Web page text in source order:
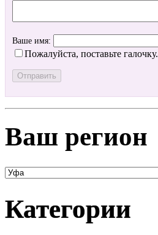
Ваше имя:
Пожалуйста, поставьте галочку.
Ваш регион
Категории